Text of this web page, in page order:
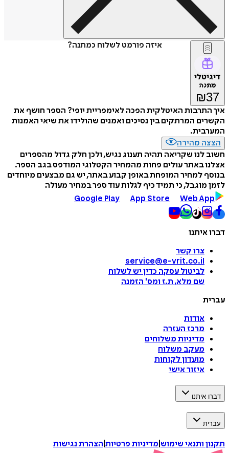
איזה פורמט לשלוח כמתנה?
דיגיטלי
מתנה
₪37
איך התרבות האיטלקית הפכה לאימפריית יופי? הספר חושף את
הקשרים המרתקים בין נסיכים ואמנים שהולידו את שיאי האמנות
המערבית.
הצצה מהירה
חשוב לנו שקריאה תהיה תענוג נגיש, ולכן חלק גדול מהספרים
אצלנו באתר עולים פחות מהמחיר הקטלוגי המודפס בגב הספר.
בנוסף למחיר המופחת באופן קבוע באתר, יש גם מבצעים מיוחדים
לזמן מוגבל, כי תמיד כיף לגלות עוד ספר במחיר מעולה
Google Play
App Store Web App
דברו איתנו
צרו קשר
service@e-vrit.co.il
לביטול עסקה כדין יש לשלוח
שם מלא, ת.ז ומס' הזמנה
עברית
אודות
מרכז העזרה
מדיניות משלוחים
מעקב משלוח
מועדון לקוחות
איזור אישי
דברו איתנו
עברית
תקנון ותנאי שימוש מדיניות פרטיות הצהרת נגישות